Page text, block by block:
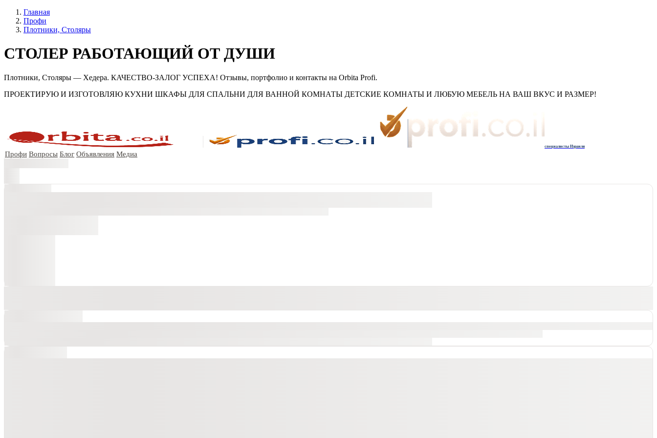
Главная
Профи
Плотники, Столяры
СТОЛЕР РАБОТАЮЩИЙ ОТ ДУШИ
Плотники, Столяры — Хедера. КАЧЕСТВО-ЗАЛОГ УСПЕХА! Отзывы, портфолио и контакты на Orbita Profi.
ПРОЕКТИРУЮ И ИЗГОТОВЛЯЮ КУХНИ ШКАФЫ ДЛЯ СПАЛЬНИ ДЛЯ ВАННОЙ КОМНАТЫ ДЕТСКИЕ КОМНАТЫ И ЛЮБУЮ МЕБЕЛЬ НА ВАШ ВКУС И РАЗМЕР!
специалисты Израиля
Профи Вопросы Блог Объявления Медиа